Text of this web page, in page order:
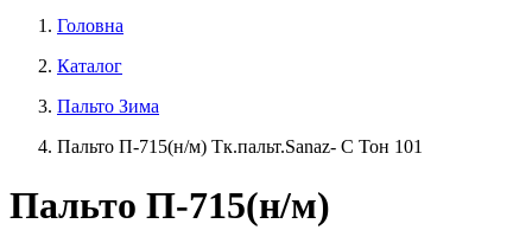
Головна
Каталог
Пальто Зима
Пальто П-715(н/м) Тк.пальт.Sanaz- C Тон 101
Пальто П-715(н/м)